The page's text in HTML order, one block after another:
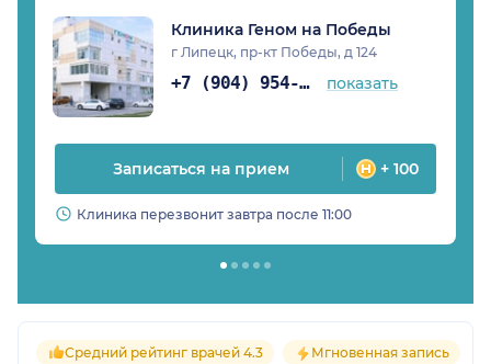
Клиника Геном на Победы
г Липецк, пр-кт Победы, д 124
+7 (904) 954-02-59 показать
Записаться на прием + 100
Клиника перезвонит завтра после 11:00
Средний рейтинг врачей 4.3 Мгновенная запись